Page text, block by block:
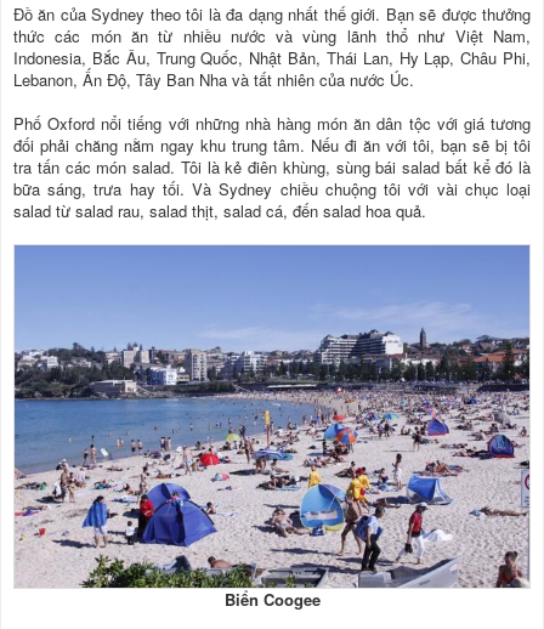
Đồ ăn của Sydney theo tôi là đa dạng nhất thế giới. Bạn sẽ được thưởng
thức các món ăn từ nhiều nước và vùng lãnh thổ như Việt Nam,
Indonesia, Bắc Âu, Trung Quốc, Nhật Bản, Thái Lan, Hy Lạp, Châu Phi,
Lebanon, Ấn Độ, Tây Ban Nha và tất nhiên của nước Úc.
Phố Oxford nổi tiếng với những nhà hàng món ăn dân tộc với giá tương
đối phải chăng nằm ngay khu trung tâm. Nếu đi ăn với tôi, bạn sẽ bị tôi
tra tấn các món salad. Tôi là kẻ điên khùng, sùng bái salad bất kể đó là
bữa sáng, trưa hay tối. Và Sydney chiều chuộng tôi với vài chục loại
salad từ salad rau, salad thịt, salad cá, đến salad hoa quả.
Biển Coogee